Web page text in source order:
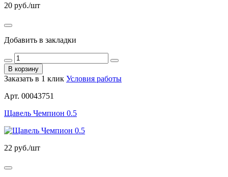
20 руб./шт
Добавить в закладки
В корзину
Заказать в 1 клик Условия работы
Арт. 00043751
Щавель Чемпион 0.5
22 руб./шт